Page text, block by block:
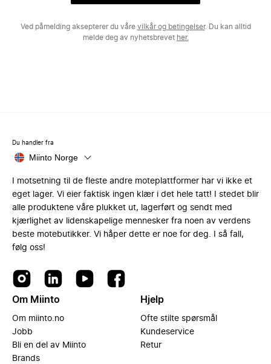
Ved påmelding aksepterer du våre vilkår og betingelser. Du kan alltid
melde deg av nyhetsbrevet her.
Du handler fra
Miinto Norge
I motsetning til de fleste andre moteplattformer har vi ikke et
eget lager. Vi eier faktisk ingen klær i det hele tatt! I stedet blir
alle produktene våre plukket ut, lagerført og sendt med
kjærlighet av lidenskapelige mennesker fra noen av verdens
beste motebutikker. Vi håper dette er noe for deg. I så fall,
følg oss!
Om Miinto
Om miinto.no
Jobb
Bli en del av Miinto
Brands
Hjelp
Ofte stilte spørsmål
Kundeservice
Retur